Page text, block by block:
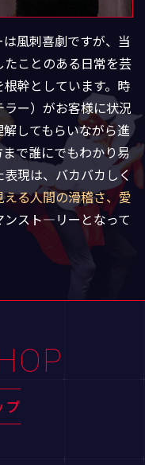
風刺喜劇ですが、当
ことのある日常を芸
幹としています。時
ー）がお客様に状況
してもらいながら進
で誰にでもわかり易
現は、バカバカしく
る人間の滑稽さ、愛
ンスト―リーとなって
プ